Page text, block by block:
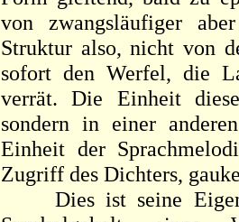
von zwangsläufiger
Struktur also, nicht von
sofort den Werfel, die
verrät. Die Einheit
sondern in einer
Einheit der
Zugriff des Dichters,
Dies ist seine